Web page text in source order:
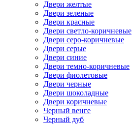
Двери желтые
Двери зеленые
Двери красные
Двери светло-коричневые
Двери серо-коричневые
Двери серые
Двери синие
Двери темно-коричневые
Двери фиолетовые
Двери черные
Двери шоколадные
Двери коричневые
Черный венге
Черный дуб